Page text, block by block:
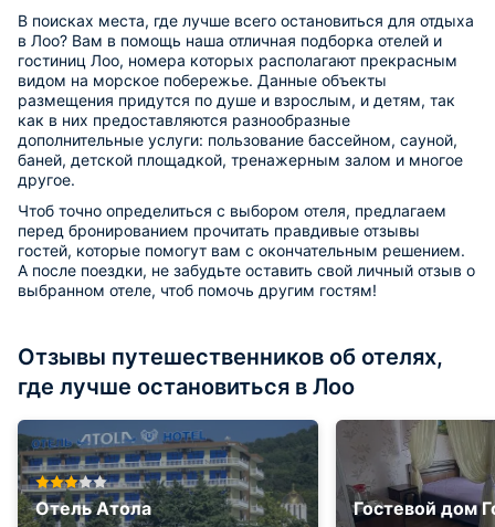
В поисках места, где лучше всего остановиться для отдыха
в Лоо? Вам в помощь наша отличная подборка отелей и
гостиниц Лоо, номера которых располагают прекрасным
видом на морское побережье. Данные объекты
размещения придутся по душе и взрослым, и детям, так
как в них предоставляются разнообразные
дополнительные услуги: пользование бассейном, сауной,
баней, детской площадкой, тренажерным залом и многое
другое.
Чтоб точно определиться с выбором отеля, предлагаем
перед бронированием прочитать правдивые отзывы
гостей, которые помогут вам с окончательным решением.
А после поездки, не забудьте оставить свой личный отзыв о
выбранном отеле, чтоб помочь другим гостям!
Отзывы путешественников об отелях,
где лучше остановиться в Лоо
Отель Атола Гостевой дом